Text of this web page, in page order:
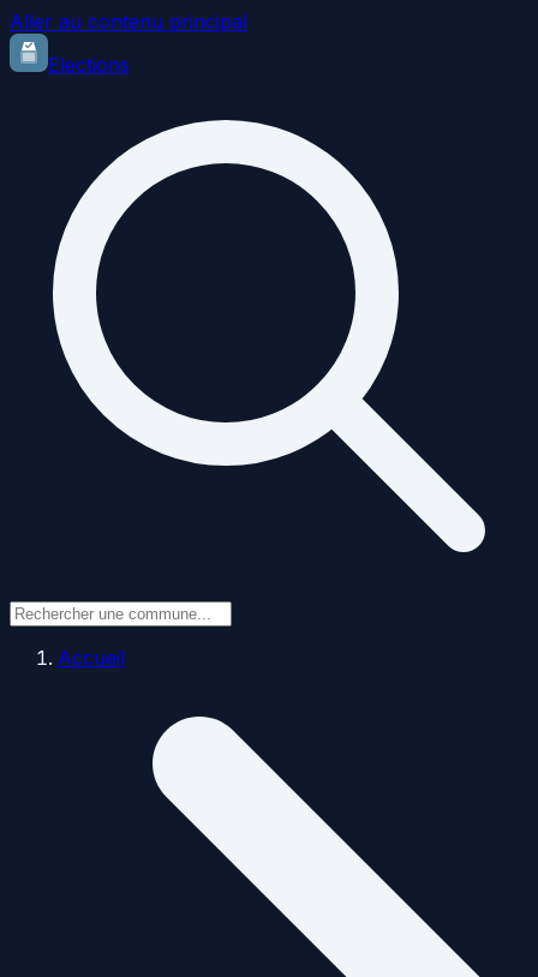
Aller au contenu principal
Elections
Accueil